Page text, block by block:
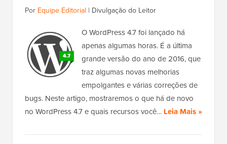
Por Equipe Editorial | Divulgação do Leitor
O WordPress 4.7 foi lançado há
apenas algumas horas. É a última
grande versão do ano de 2016, que
traz algumas novas melhorias
empolgantes e várias correções de
bugs. Neste artigo, mostraremos o que há de novo
no WordPress 4.7 e quais recursos você… Leia Mais »